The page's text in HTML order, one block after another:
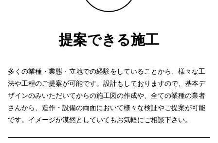
提案できる施工
多くの業種・業態・立地での経験をしていることから、様々な工
法や工程のご提案が可能です。 設計もしておりますので、基本デ
ザインのみいただいてからの施工図の作成や、全ての業種の業者
さんから、造作・設備の両面において様々な検証やご提案が可能
です。 イメージが漠然としていてもお気軽にご相談下さい。